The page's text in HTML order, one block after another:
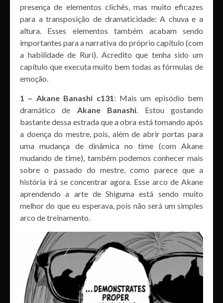
presença de elementos clichês, mas muito eficazes
para a transposição de dramaticidade: A chuva e a
altura. Esses elementos também acabam sendo
importantes para a narrativa do próprio capítulo (com
a habilidade de Ruri). Acredito que tenha sido um
capítulo que executa muito bem todas as fórmulas de
emoção.
1 – Akane Banashi c131: Mais um episódio bem
dramático de Akane Banashi. Estou gostando
bastante dessa estrada que a obra está tomando após
a doença do mestre, pois, além de abrir portas para
uma mudança de dinâmica no time (com Akane
mudando de time), também podemos conhecer mais
sobre o passado do mestre, como parece que a
história irá se concentrar agora. Esse arco de Akane
aprendendo a arte de Shiguma está sendo muito
melhor do que eu esperava, pois não será um simples
arco de treinamento.